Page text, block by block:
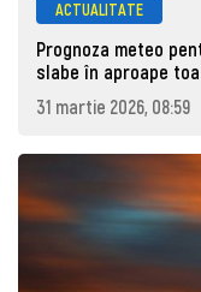
ACTUALITATE
Prognoza meteo
slabe în aproape
31 martie 2026, 08:59